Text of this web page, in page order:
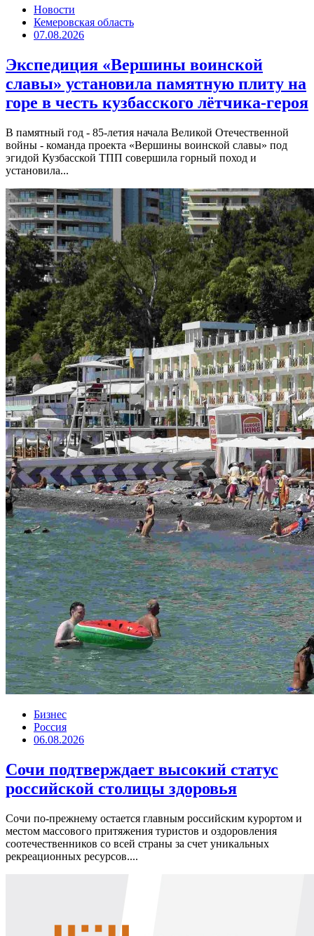
Новости
Кемеровская область
07.08.2026
Экспедиция «Вершины воинской
славы» установила памятную плиту на
горе в честь кузбасского лётчика-героя
В памятный год - 85-летия начала Великой Отечественной
войны - команда проекта «Вершины воинской славы» под
эгидой Кузбасской ТПП совершила горный поход и
установила...
Бизнес
Россия
06.08.2026
Сочи подтверждает высокий статус
российской столицы здоровья
Сочи по-прежнему остается главным российским курортом и
местом массового притяжения туристов и оздоровления
соотечественников со всей страны за счет уникальных
рекреационных ресурсов....